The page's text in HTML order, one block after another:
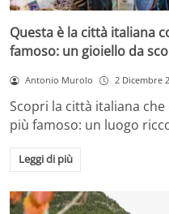
Questa è la città italiana
famoso: un gioiello da
Antonio Murolo 2 Dicembre
Scopri la città italiana
più famoso: un luogo
Leggi di più